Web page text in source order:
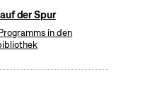
der Spur
in den